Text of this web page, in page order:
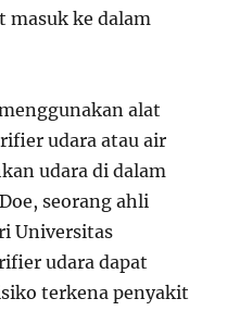
masuk ke dalam
alat
udara atau air
udara di dalam
seorang ahli
Universitas
udara dapat
terkena penyakit